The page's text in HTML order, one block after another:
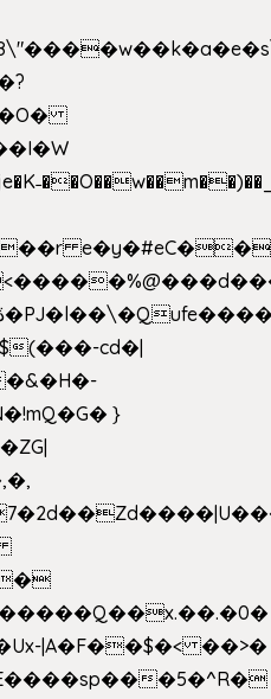
(���-cd�|
�&�H�-
}
�����Q��x.��.�0�
|A�F��$�< ��>�
�5�^R�